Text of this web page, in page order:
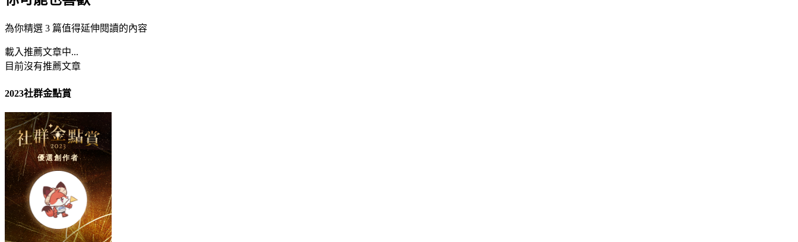
為你精選 3 篇值得延伸閱讀的內容
載入推薦文章中...
目前沒有推薦文章
2023社群金點賞